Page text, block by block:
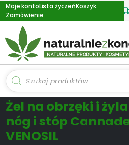
Przejdź
do
treści
Moje kontoLista życzeńKoszyk
Zamówienie
Wyszukiwarka
produktów
Żel na obrzęki i
nóg i stóp
VENOSIL